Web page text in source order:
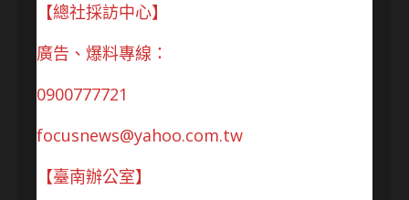
【總社採訪中心】
廣告、爆料專線：
0900777721
focusnews@yahoo.com.tw
【臺南辦公室】